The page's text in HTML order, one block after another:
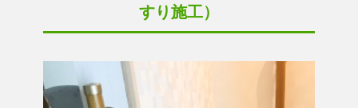
すり施工）